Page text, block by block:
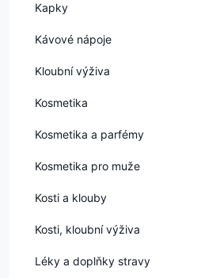
Kapky
Kávové nápoje
Kloubní výživa
Kosmetika
Kosmetika a parfémy
Kosmetika pro muže
Kosti a klouby
Kosti, kloubní výživa
Léky a doplňky stravy